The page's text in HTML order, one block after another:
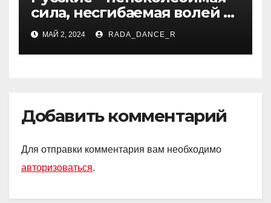
сила, несгибаемая волей к
победе
МАЙ 2, 2024 RADA_DANCE_R
Добавить комментарий
Для отправки комментария вам необходимо
авторизоваться.